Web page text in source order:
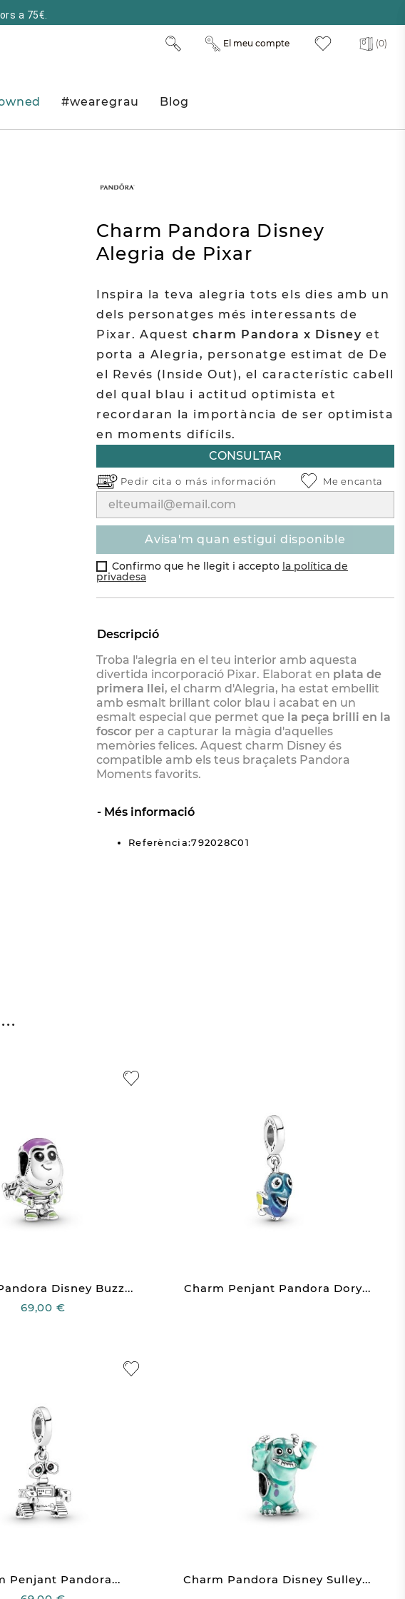
a 75€.
(0)
El meu compte
#wearegrau Blog
Charm Pandora Disney
Alegria de Pixar
Inspira la teva alegria tots els dies amb un
dels personatges més interessants de
Pixar. Aquestcharm Pandora x Disney et
porta a Alegria, personatge estimat de De
el Revés (Inside Out), el característic cabell
del qual blau i actitud optimista et
recordaran la importància de ser optimista
en moments difícils.
CONSULTAR
Pedir cita o más información
avisa'm quan estigui disponible
Confirmo que he llegit i accepto la política de
privadesa
Me encanta
Descripció
Troba l'alegria en el teu interior amb aquesta
divertida incorporació Pixar. Elaborat en plata de
primera llei, el charm d'Alegria, ha estat embellit
amb esmalt brillant color blau i acabat en un
esmalt especial que permet que la peça brilli en la
foscorper a capturar la màgia d'aquelles
memòries felices. Aquest charm Disney és
compatible amb els teus braçalets Pandora
Moments favorits.
Més informació
Referència:792028C01
Disney Buzz...
69,00 €
Charm Penjant Pandora Dory...
Penjant Pandora...
Charm Pandora Disney Sulley...